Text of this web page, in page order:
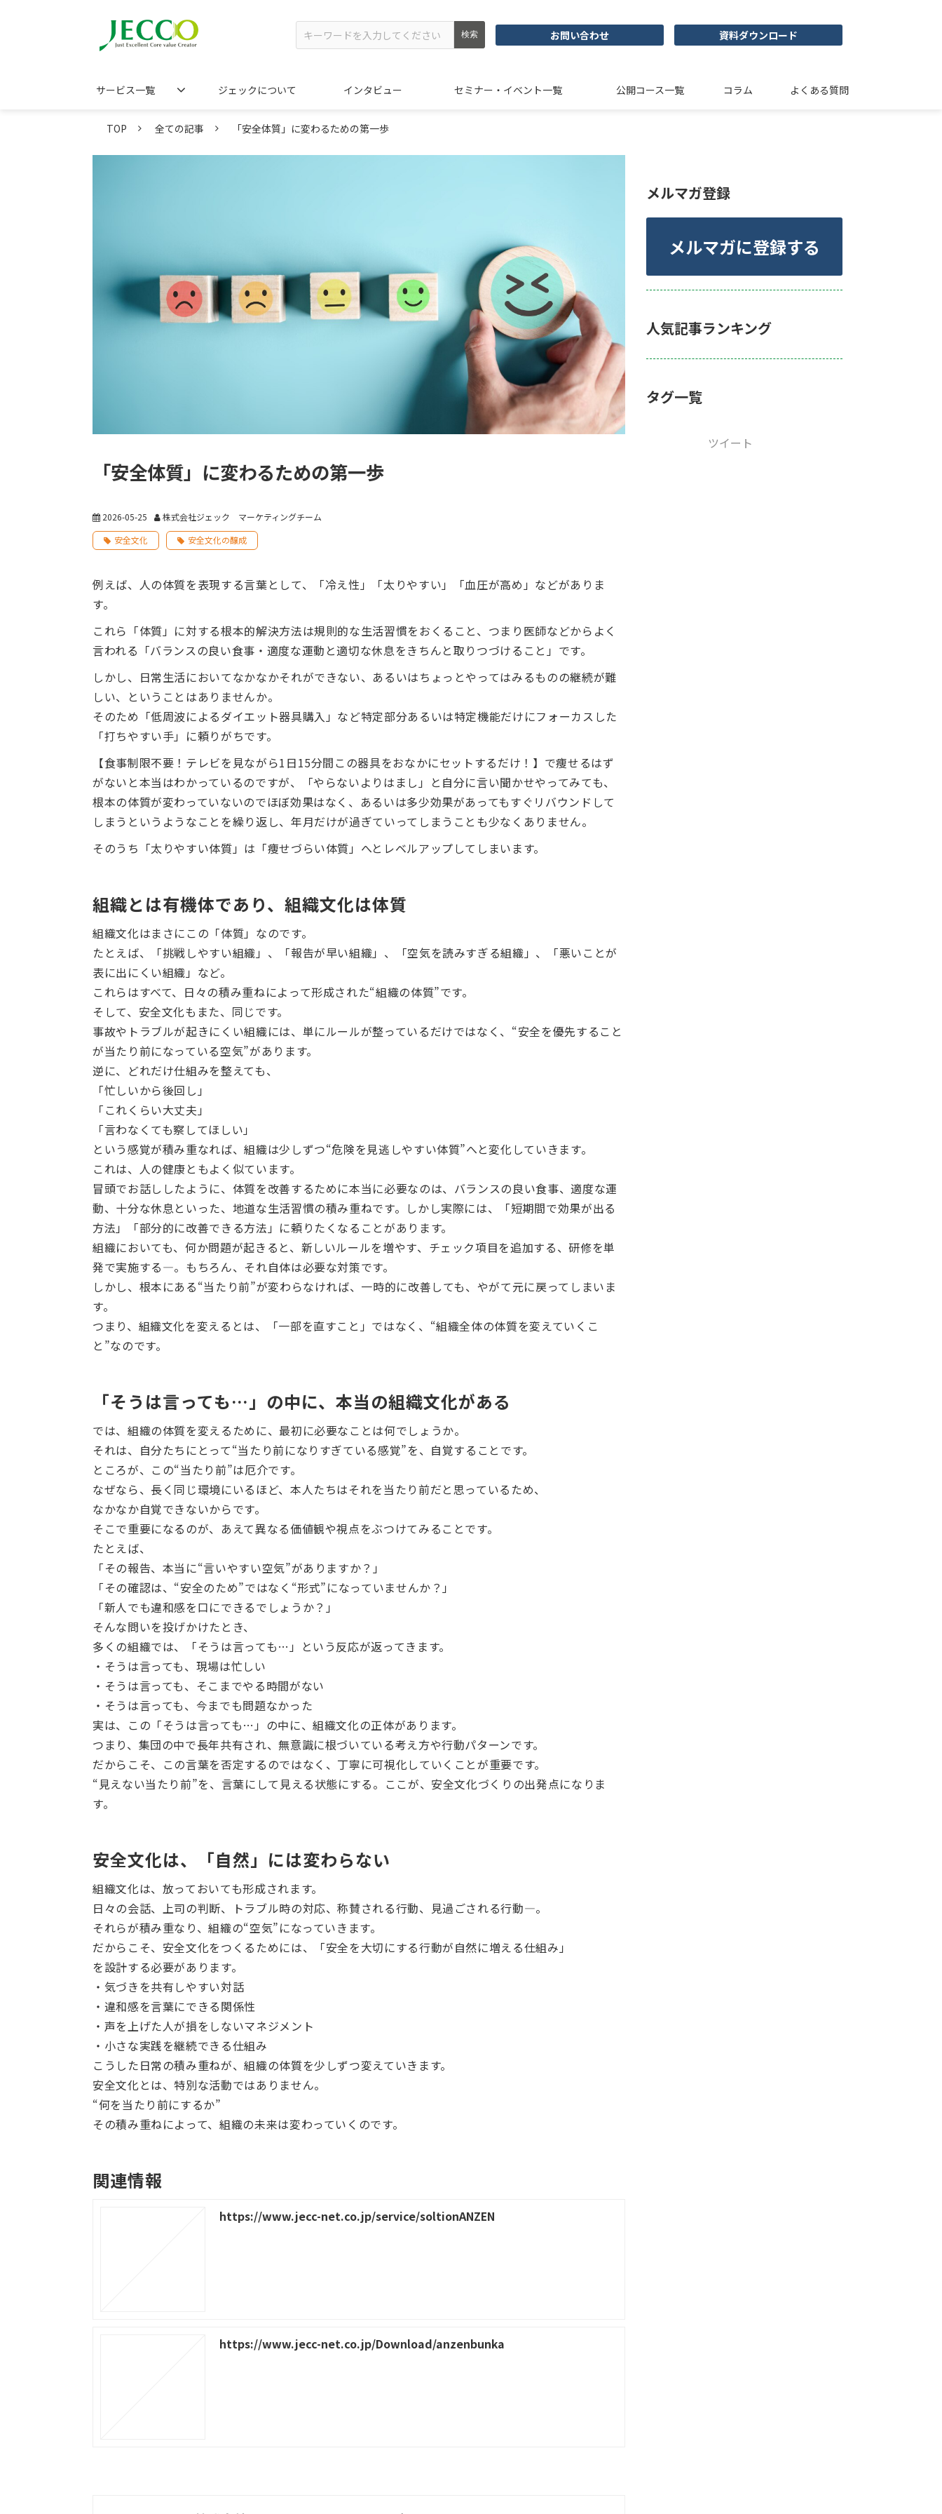
お問い合わせ 資料ダウンロード
サービス一覧 ジェックについて インタビュー セミナー・イベント一覧 公開コース一覧 コラム よくある質問
TOP 全ての記事 「安全体質」に変わるための第一歩
「安全体質」に変わるための第一歩
2026-05-25
株式会社ジェック マーケティングチーム
安全文化
安全文化の醸成
例えば、人の体質を表現する言葉として、「冷え性」「太りやすい」「血圧が高め」などがありま
す。
これら「体質」に対する根本的解決方法は規則的な生活習慣をおくること、つまり医師などからよく
言われる「バランスの良い食事・適度な運動と適切な休息をきちんと取りつづけること」です。
しかし、日常生活においてなかなかそれができない、あるいはちょっとやってはみるものの継続が難
しい、ということはありませんか。
そのため「低周波によるダイエット器具購入」など特定部分あるいは特定機能だけにフォーカスした
「打ちやすい手」に頼りがちです。
【食事制限不要！テレビを見ながら1日15分間この器具をおなかにセットするだけ！】で痩せるはず
がないと本当はわかっているのですが、「やらないよりはまし」と自分に言い聞かせやってみても、
根本の体質が変わっていないのでほぼ効果はなく、あるいは多少効果があってもすぐリバウンドして
しまうというようなことを繰り返し、年月だけが過ぎていってしまうことも少なくありません。
そのうち「太りやすい体質」は「痩せづらい体質」へとレベルアップしてしまいます。
組織とは有機体であり、組織文化は体質
組織文化はまさにこの「体質」なのです。
たとえば、「挑戦しやすい組織」、「報告が早い組織」、「空気を読みすぎる組織」、「悪いことが
表に出にくい組織」など。
これらはすべて、日々の積み重ねによって形成された“組織の体質”です。
そして、安全文化もまた、同じです。
事故やトラブルが起きにくい組織には、単にルールが整っているだけではなく、“安全を優先すること
が当たり前になっている空気”があります。
逆に、どれだけ仕組みを整えても、
「忙しいから後回し」
「これくらい大丈夫」
「言わなくても察してほしい」
という感覚が積み重なれば、組織は少しずつ“危険を見逃しやすい体質”へと変化していきます。
これは、人の健康ともよく似ています。
冒頭でお話ししたように、体質を改善するために本当に必要なのは、バランスの良い食事、適度な運
動、十分な休息といった、地道な生活習慣の積み重ねです。しかし実際には、「短期間で効果が出る
方法」「部分的に改善できる方法」に頼りたくなることがあります。
組織においても、何か問題が起きると、新しいルールを増やす、チェック項目を追加する、研修を単
発で実施する―。もちろん、それ自体は必要な対策です。
しかし、根本にある“当たり前”が変わらなければ、一時的に改善しても、やがて元に戻ってしまいま
す。
つまり、組織文化を変えるとは、「一部を直すこと」ではなく、“組織全体の体質を変えていくこ
と”なのです。
「そうは言っても…」の中に、本当の組織文化がある
では、組織の体質を変えるために、最初に必要なことは何でしょうか。
それは、自分たちにとって“当たり前になりすぎている感覚”を、自覚することです。
ところが、この“当たり前”は厄介です。
なぜなら、長く同じ環境にいるほど、本人たちはそれを当たり前だと思っているため、
なかなか自覚できないからです。
そこで重要になるのが、あえて異なる価値観や視点をぶつけてみることです。
たとえば、
「その報告、本当に“言いやすい空気”がありますか？」
「その確認は、“安全のため”ではなく“形式”になっていませんか？」
「新人でも違和感を口にできるでしょうか？」
そんな問いを投げかけたとき、
多くの組織では、「そうは言っても…」という反応が返ってきます。
・そうは言っても、現場は忙しい
・そうは言っても、そこまでやる時間がない
・そうは言っても、今までも問題なかった
実は、この「そうは言っても…」の中に、組織文化の正体があります。
つまり、集団の中で長年共有され、無意識に根づいている考え方や行動パターンです。
だからこそ、この言葉を否定するのではなく、丁寧に可視化していくことが重要です。
“見えない当たり前”を、言葉にして見える状態にする。ここが、安全文化づくりの出発点になりま
す。
安全文化は、「自然」には変わらない
組織文化は、放っておいても形成されます。
日々の会話、上司の判断、トラブル時の対応、称賛される行動、見過ごされる行動―。
それらが積み重なり、組織の“空気”になっていきます。
だからこそ、安全文化をつくるためには、「安全を大切にする行動が自然に増える仕組み」
を設計する必要があります。
・気づきを共有しやすい対話
・違和感を言葉にできる関係性
・声を上げた人が損をしないマネジメント
・小さな実践を継続できる仕組み
こうした日常の積み重ねが、組織の体質を少しずつ変えていきます。
安全文化とは、特別な活動ではありません。
“何を当たり前にするか”
その積み重ねによって、組織の未来は変わっていくのです。
関連情報
https://www.jecc-net.co.jp/service/soltionANZEN
https://www.jecc-net.co.jp/Download/anzenbunka
メルマガ登録
メルマガに登録する
人気記事ランキング
タグ一覧
ツイート